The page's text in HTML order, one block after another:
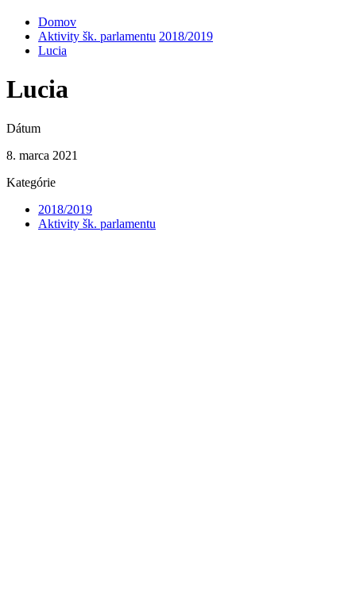
Domov
Aktivity šk. parlamentu 2018/2019
Lucia
Lucia
Dátum
8. marca 2021
Kategórie
2018/2019
Aktivity šk. parlamentu